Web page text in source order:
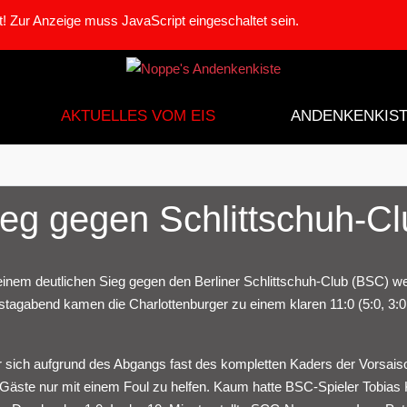
Anzeige muss JavaScript eingeschaltet sein.
AKTUELLES VOM EIS
gegen Schlittschuh-
deutlichen Sieg gegen den Berliner Schlittschuh-Club (BSC)
kamen die Charlottenburger zu einem klaren 11:0 (5:0,
aufgrund des Abgangs fast des kompletten Kaders der
nur mit einem Foul zu helfen. Kaum hatte BSC-Spieler Tobias